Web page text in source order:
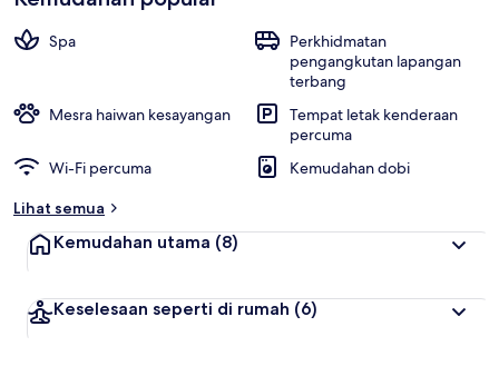
Spa
Perkhidmatan
pengangkutan lapangan
terbang
Mesra haiwan kesayangan
Tempat letak kenderaan
percuma
Wi-Fi percuma
Kemudahan dobi
Lihat semua
Kemudahan utama (8)
Keselesaan seperti di rumah (6)